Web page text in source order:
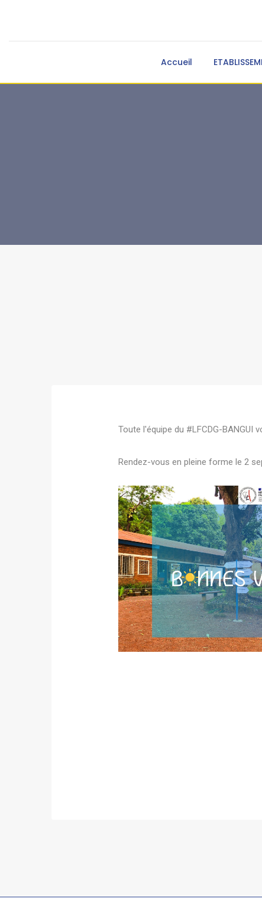
Accueil
Toute l'équipe du #LFCDG-BANGUI
Rendez-vous en pleine forme le 2